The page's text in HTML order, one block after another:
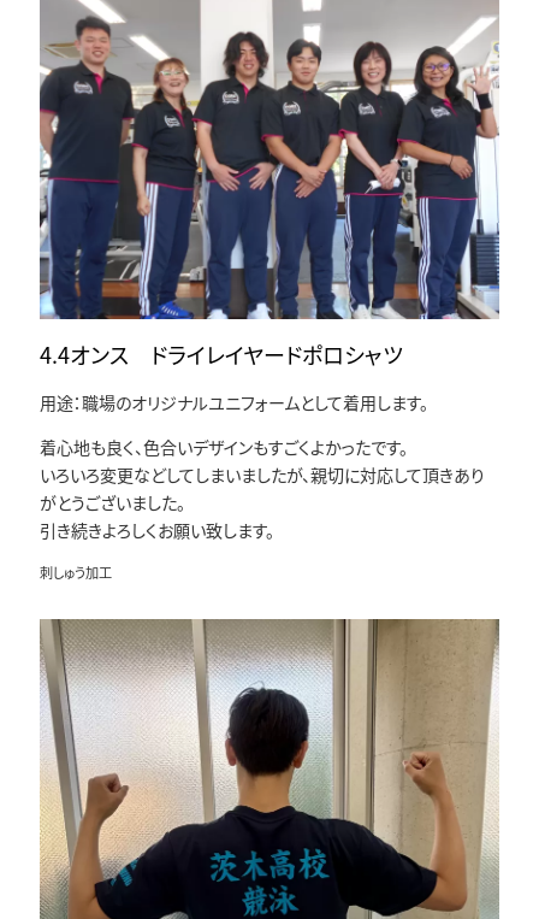
4.4オンス ドライレイヤードポロシャツ
用途：職場のオリジナルユニフォームとして着用します。
着心地も良く、色合いデザインもすごくよかったです。
いろいろ変更などしてしまいましたが、親切に対応して頂きあり
がとうございました。
引き続きよろしくお願い致します。
刺しゅう加工